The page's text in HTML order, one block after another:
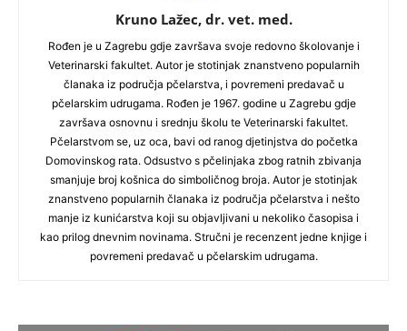
Kruno Lažec, dr. vet. med.
Rođen je u Zagrebu gdje završava svoje redovno školovanje i
Veterinarski fakultet. Autor je stotinjak znanstveno popularnih
članaka iz područja pčelarstva, i povremeni predavač u
pčelarskim udrugama. Rođen je 1967. godine u Zagrebu gdje
završava osnovnu i srednju školu te Veterinarski fakultet.
Pčelarstvom se, uz oca, bavi od ranog djetinjstva do početka
Domovinskog rata. Odsustvo s pčelinjaka zbog ratnih zbivanja
smanjuje broj košnica do simboličnog broja. Autor je stotinjak
znanstveno popularnih članaka iz područja pčelarstva i nešto
manje iz kunićarstva koji su objavljivani u nekoliko časopisa i
kao prilog dnevnim novinama. Stručni je recenzent jedne knjige i
povremeni predavač u pčelarskim udrugama.